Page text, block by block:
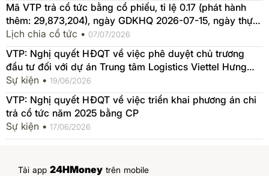
Mã VTP trả cổ tức bằng cổ phiếu, tỉ lệ 0.17 (phát hành
thêm: 29,873,204), ngày GDKHQ 2026-07-15, ngày thực
hiện 2026-07-16
Lịch chia cổ tức • 07/07/2026
VTP: Nghị quyết HĐQT về việc phê duyệt chủ trương
đầu tư đối với dự án Trung tâm Logistics Viettel Hưng
Yên
Sự kiện • 19/06/2026
VTP: Nghị quyết HĐQT về việc triển khai phương án chi
trả cổ tức năm 2025 bằng CP
Sự kiện • 17/06/2026
Tải app 24HMoney trên mobile